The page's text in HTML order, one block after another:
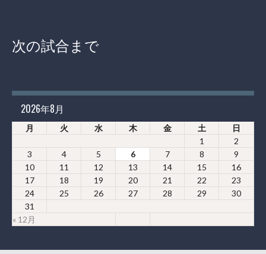
次の試合まで
2026年8月
月 火 水 木 金 土 日
« 12月
1
2
3
4 5 6 7 8
9
10
11 12 13 14 15
16
17
18 19 20 21 22
23
24
25 26 27 28 29
30
31